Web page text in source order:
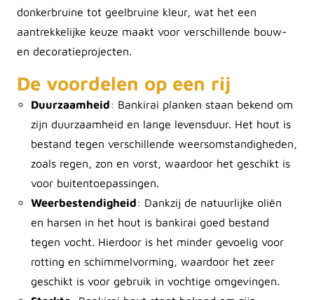
donkerbruine tot geelbruine kleur, wat het een
aantrekkelijke keuze maakt voor verschillende bouw-
en decoratieprojecten.
De voordelen op een rij
Duurzaamheid: Bankirai planken staan bekend om
zijn duurzaamheid en lange levensduur. Het hout is
bestand tegen verschillende weersomstandigheden,
zoals regen, zon en vorst, waardoor het geschikt is
voor buitentoepassingen.
Weerbestendigheid: Dankzij de natuurlijke oliën
en harsen in het hout is bankirai goed bestand
tegen vocht. Hierdoor is het minder gevoelig voor
rotting en schimmelvorming, waardoor het zeer
geschikt is voor gebruik in vochtige omgevingen.